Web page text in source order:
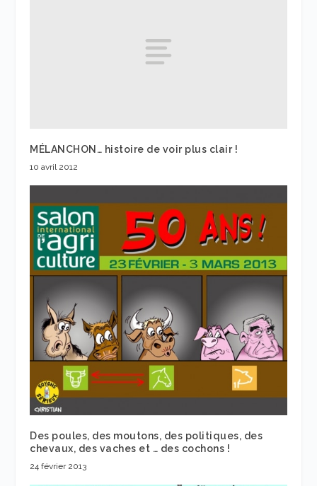
MÉLANCHON… histoire de voir plus clair !
10 avril 2012
Des poules, des moutons, des politiques, des
chevaux, des vaches et … des cochons !
24 février 2013